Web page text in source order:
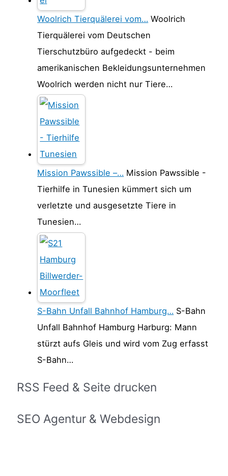
Woolrich Tierquälerei vom… Woolrich
Tierquälerei vom Deutschen
Tierschutzbüro aufgedeckt - beim
amerikanischen Bekleidungsunternehmen
Woolrich werden nicht nur Tiere…
Mission Pawssible –… Mission Pawssible -
Tierhilfe in Tunesien kümmert sich um
verletzte und ausgesetzte Tiere in
Tunesien…
S-Bahn Unfall Bahnhof Hamburg… S-Bahn
Unfall Bahnhof Hamburg Harburg: Mann
stürzt aufs Gleis und wird vom Zug erfasst
S-Bahn…
RSS Feed & Seite drucken
SEO Agentur & Webdesign